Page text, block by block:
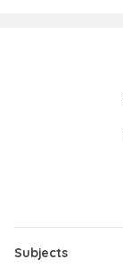
Subjects